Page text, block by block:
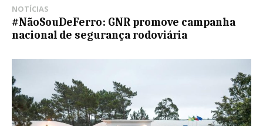
NOTÍCIAS
#NãoSouDeFerro: GNR promove campanha
nacional de segurança rodoviária